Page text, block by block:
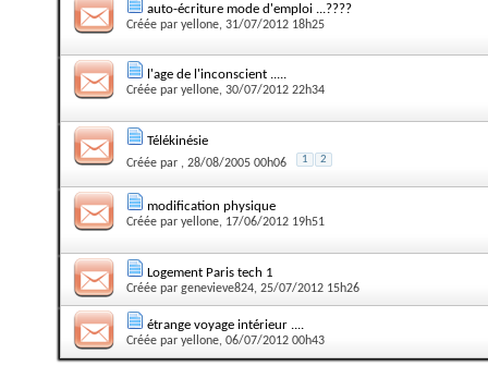
auto-écriture mode d'emploi ...????
Créée par yellone, 31/07/2012 18h25
l'age de l'inconscient .....
Créée par yellone, 30/07/2012 22h34
Télékinésie
Créée par , 28/08/2005 00h06 1 2
modification physique
Créée par yellone, 17/06/2012 19h51
Logement Paris tech 1
Créée par genevieve824, 25/07/2012 15h26
étrange voyage intérieur ....
Créée par yellone, 06/07/2012 00h43